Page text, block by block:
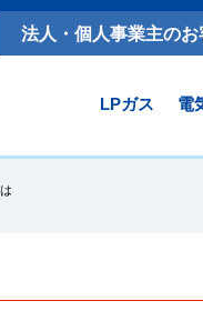
法人・個人事業主のお
LPガス 電